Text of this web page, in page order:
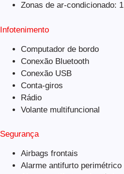
Zonas de ar-condicionado: 1
Infotenimento
Computador de bordo
Conexão Bluetooth
Conexão USB
Conta-giros
Rádio
Volante multifuncional
Segurança
Airbags frontais
Alarme antifurto perimétrico